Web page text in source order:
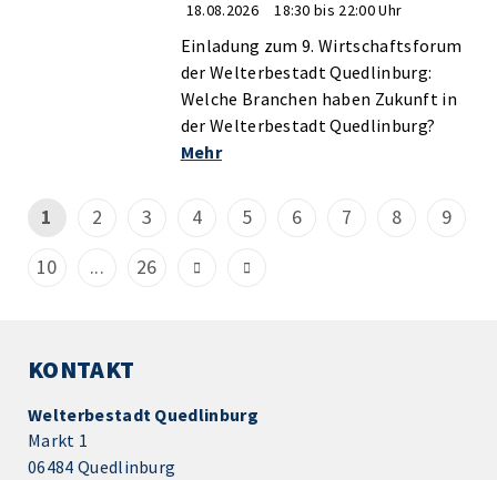
18.08.2026 18:30 bis 22:00 Uhr
Einladung zum 9. Wirtschaftsforum
der Welterbestadt Quedlinburg:
Welche Branchen haben Zukunft in
der Welterbestadt Quedlinburg?
Mehr
1 2 3 4 5 6 7 8
9
10
... 26
KONTAKT
Welterbestadt Quedlinburg
Markt 1
06484 Quedlinburg